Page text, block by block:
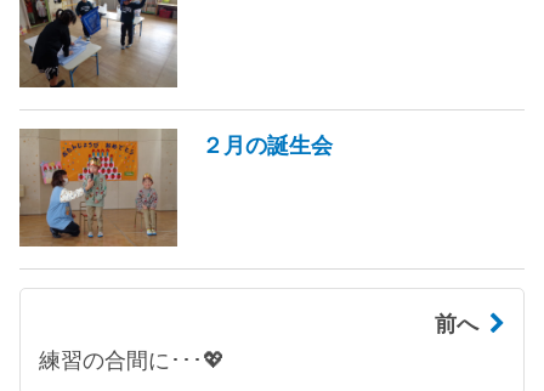
２月の誕生会
前へ
練習の合間に･･･💖